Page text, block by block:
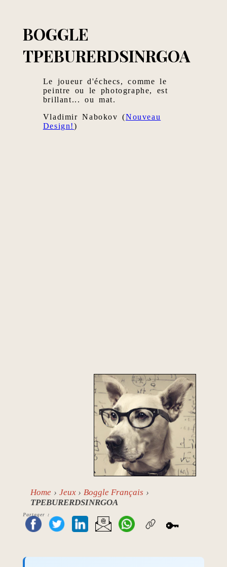
BOGGLE
TPEBURERDSINRGOA
Le joueur d'échecs, comme le
peintre ou le photographe, est
brillant... ou mat.
Vladimir Nabokov (Nouveau
Design!)
Home Jeux
Boggle Français
TPEBURERDSINRGOA
Partager :
🔑